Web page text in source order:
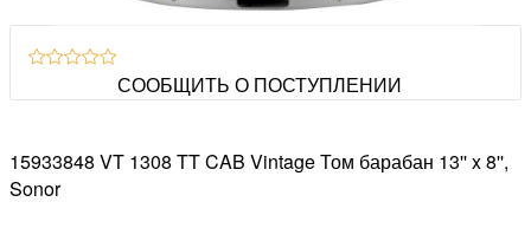
СООБЩИТЬ О ПОСТУПЛЕНИИ
15933848 VT 1308 TT CAB Vintage Том барабан 13'' x 8'',
Sonor